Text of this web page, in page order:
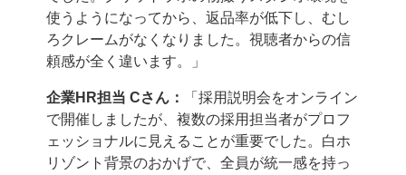
使うようになってから、返品率が低下し、むし
ろクレームがなくなりました。視聴者からの信
頼感が全く違います。」
企業HR担当 Cさん：
「採用説明会をオンライン
で開催しましたが、複数の採用担当者がプロフ
ェッショナルに見えることが重要でした。白ホ
リゾント背景のおかげで、全員が統一感を持っ